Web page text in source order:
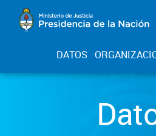
DATOS